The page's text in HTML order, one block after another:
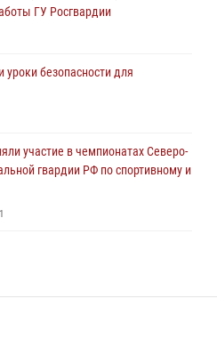
объявленный в розыск
при совершении кражи в
ГУ Росгвардии
безопасности для
участие в чемпионатах Северо-
гвардии РФ по спортивному и
1
задержали хулигана,